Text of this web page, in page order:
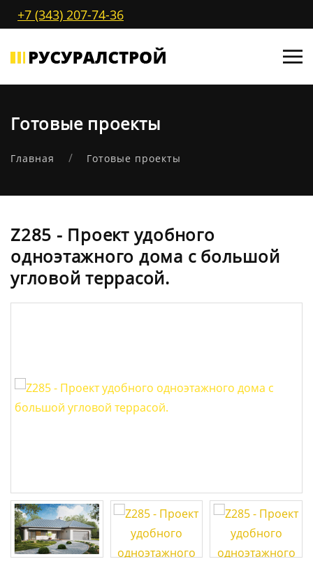
+7 (343) 207-74-36
Готовые проекты
Главная Готовые проекты
Z285 - Проект удобного
одноэтажного дома с большой
угловой террасой.